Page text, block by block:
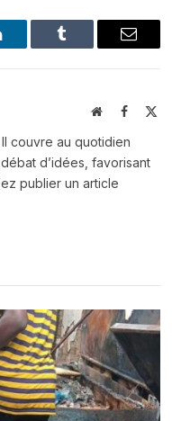
Tumblr Email
WebsiteFacebook
X
couvre au quotidien
d’idées, favorisant
publier un article